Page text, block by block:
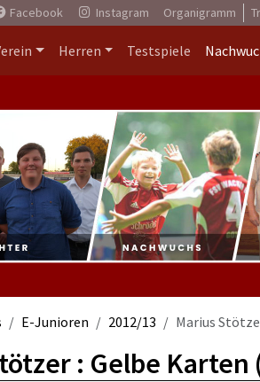
Facebook Instagram Organigramm
Herren Testspiele
E-Junioren 2012/13 Marius
: Gelbe